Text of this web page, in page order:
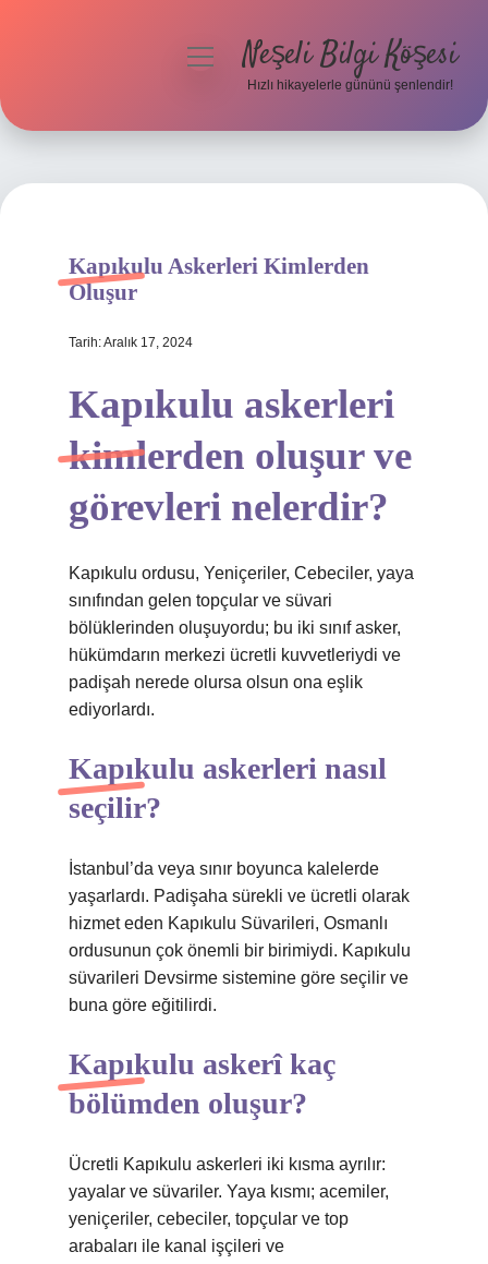
Hakkımızda
menüyüNeşeli Bilgi Köşesi
Hızlı hikayelerle gününü şenlendir!
Kapıkulu Askerleri Kimlerden
Oluşur
Tarih: Aralık 17, 2024
Kapıkulu askerleri
kimlerden oluşur ve
görevleri nelerdir?
Kapıkulu ordusu, Yeniçeriler, Cebeciler, yaya
sınıfından gelen topçular ve süvari
bölüklerinden oluşuyordu; bu iki sınıf asker,
hükümdarın merkezi ücretli kuvvetleriydi ve
padişah nerede olursa olsun ona eşlik
ediyorlardı.
Kapıkulu askerleri nasıl
seçilir?
İstanbul’da veya sınır boyunca kalelerde
yaşarlardı. Padişaha sürekli ve ücretli olarak
hizmet eden Kapıkulu Süvarileri, Osmanlı
ordusunun çok önemli bir birimiydi. Kapıkulu
süvarileri Devsirme sistemine göre seçilir ve
buna göre eğitilirdi.
Kapıkulu askerî kaç
bölümden oluşur?
Ücretli Kapıkulu askerleri iki kısma ayrılır:
yayalar ve süvariler. Yaya kısmı; acemiler,
yeniçeriler, cebeciler, topçular ve top
arabaları ile kanal işçileri ve